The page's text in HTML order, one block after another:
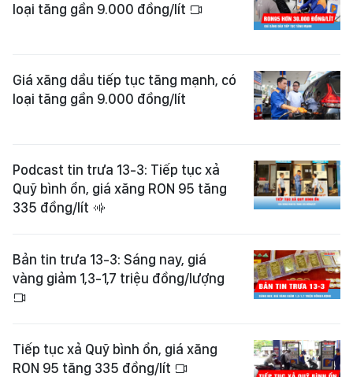
loại tăng gần 9.000 đồng/lít
Giá xăng dầu tiếp tục tăng mạnh, có
loại tăng gần 9.000 đồng/lít
Podcast tin trưa 13-3: Tiếp tục xả
Quỹ bình ổn, giá xăng RON 95 tăng
335 đồng/lít
Bản tin trưa 13-3: Sáng nay, giá
vàng giảm 1,3-1,7 triệu đồng/lượng
Tiếp tục xả Quỹ bình ổn, giá xăng
RON 95 tăng 335 đồng/lít